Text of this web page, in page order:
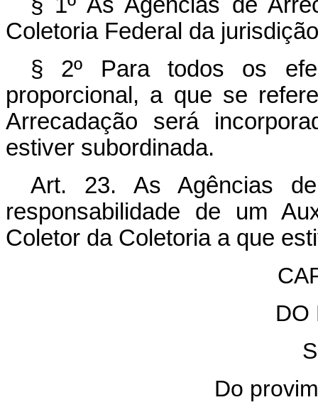
Coletoria Federal da
§ 2º Para todos os
proporcional, a que se
Arrecadação será
estiver subordinada.
Art. 23. As Agências
responsabilidade de um
Coletor da Coletoria a que
DO
Do